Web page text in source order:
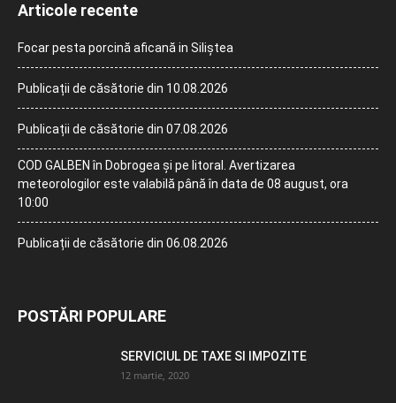
Articole recente
Focar pesta porcină aficană in Siliștea
Publicații de căsătorie din 10.08.2026
Publicații de căsătorie din 07.08.2026
COD GALBEN în Dobrogea și pe litoral. Avertizarea
meteorologilor este valabilă până în data de 08 august, ora
10:00
Publicații de căsătorie din 06.08.2026
POSTĂRI POPULARE
SERVICIUL DE TAXE SI IMPOZITE
12 martie, 2020